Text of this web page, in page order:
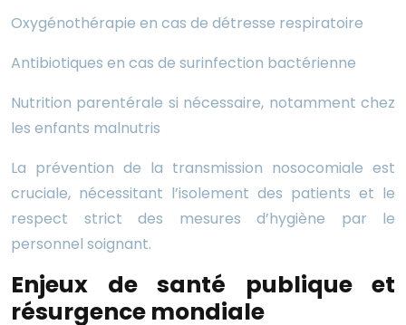
Oxygénothérapie en cas de détresse respiratoire
Antibiotiques en cas de surinfection bactérienne
Nutrition parentérale si nécessaire, notamment chez
les enfants malnutris
La prévention de la transmission nosocomiale est
cruciale, nécessitant l’isolement des patients et le
respect strict des mesures d’hygiène par le
personnel soignant.
Enjeux de santé publique et
résurgence mondiale